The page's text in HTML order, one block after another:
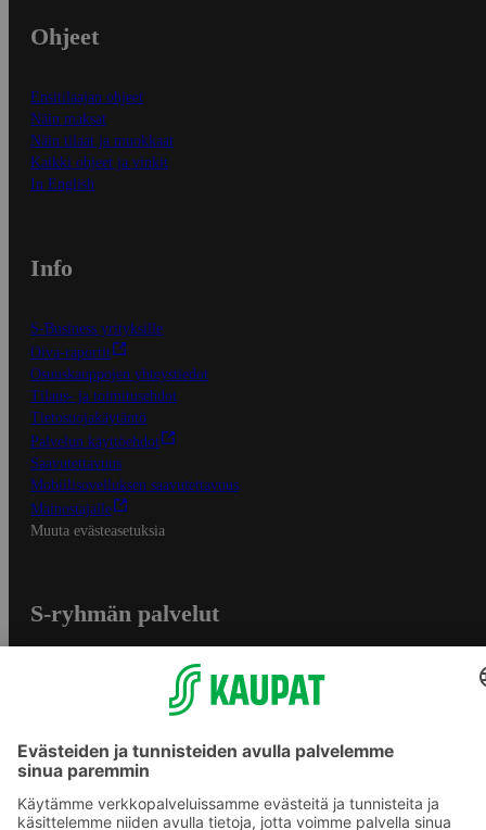
Ohjeet
Ensitilaajan ohjeet
Näin maksat
Näin tilaat ja muokkaat
Kaikki ohjeet ja vinkit
In English
Info
S-Business yrityksille
Oiva-raportit
Osuuskauppojen yhteystiedot
Tilaus- ja toimitusehdot
Tietosuojakäytäntö
Palvelun käyttöehdot
Saavutettavuus
Mobiilisovelluksen saavutettavuus
Mainostajalle
Muuta evästeasetuksia
S-ryhmän palvelut
S-ostoslista -sovellus
Prisma.fi
Sokos.fi
S-Pankki